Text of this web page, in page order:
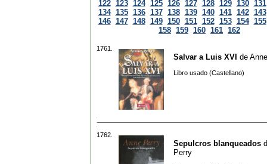
122 123 124 125 126 127 128 129 130 131
134 135 136 137 138 139 140 141 142 143
146 147 148 149 150 151 152 153 154 155
158 159 160 161 162
1761.
Salvar a Luis XVI de
Libro usado (Castellano)
1762.
Sepulcros blanqueados
Perry